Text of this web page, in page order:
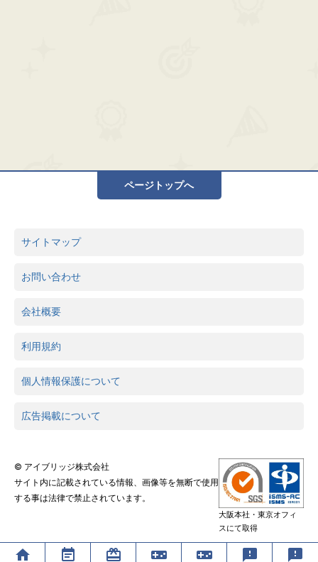
ページトップへ
サイトマップ
お問い合わせ
会社概要
利用規約
個人情報保護について
広告掲載について
© アイブリッジ株式会社
サイト内に記載されている情報、画像等を無断で使用
する事は法律で禁止されています。
大阪本社・東京オフィ
スにて取得